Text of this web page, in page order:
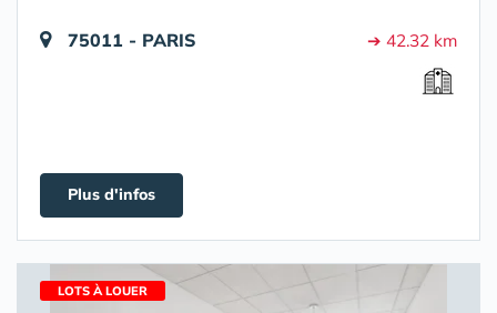
75011 - PARIS ➔ 42.32 km
Plus d'infos
LOTS À LOUER